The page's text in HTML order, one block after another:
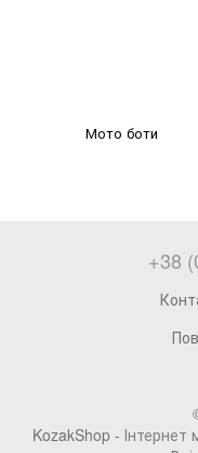
Мото боти
+38
KozakShop - Інтернет